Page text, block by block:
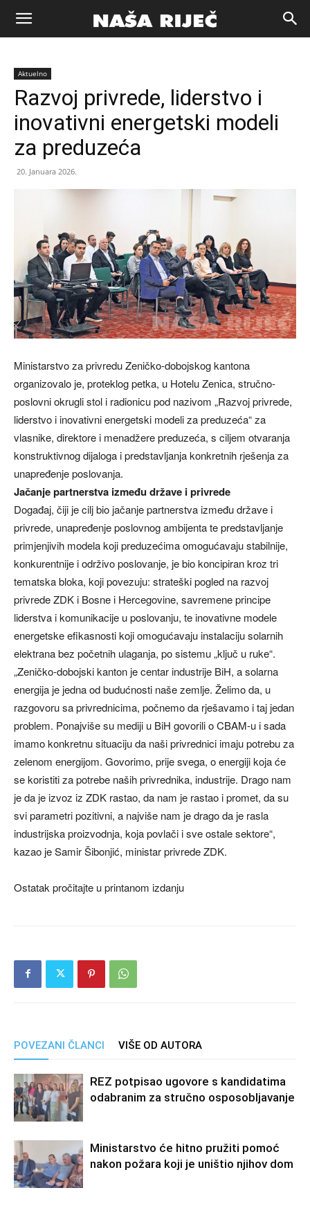
Naša
riječ
Aktuelno
Razvoj privrede, liderstvo i
inovativni energetski modeli
za preduzeća
20. Januara 2026.
Ministarstvo za privredu Zeničko-dobojskog kantona
organizovalo je, proteklog petka, u Hotelu Zenica, stručno-
poslovni okrugli stol i radionicu pod nazivom „Razvoj privrede,
liderstvo i inovativni energetski modeli za preduzeća“ za
vlasnike, direktore i menadžere preduzeća, s ciljem otvaranja
konstruktivnog dijaloga i predstavljanja konkretnih rješenja za
unapređenje poslovanja.
Jačanje partnerstva između države i privrede
Događaj, čiji je cilj bio jačanje partnerstva između države i
privrede, unapređenje poslovnog ambijenta te predstavljanje
primjenjivih modela koji preduzećima omogućavaju stabilnije,
konkurentnije i održivo poslovanje, je bio koncipiran kroz tri
tematska bloka, koji povezuju: strateški pogled na razvoj
privrede ZDK i Bosne i Hercegovine, savremene principe
liderstva i komunikacije u poslovanju, te inovativne modele
energetske efikasnosti koji omogućavaju instalaciju solarnih
elektrana bez početnih ulaganja, po sistemu „ključ u ruke“.
„Zeničko-dobojski kanton je centar industrije BiH, a solarna
energija je jedna od budućnosti naše zemlje. Želimo da, u
razgovoru sa privrednicima, počnemo da rješavamo i taj jedan
problem. Ponajviše su mediji u BiH govorili o CBAM-u i sada
imamo konkretnu situaciju da naši privrednici imaju potrebu za
zelenom energijom. Govorimo, prije svega, o energiji koja će
se koristiti za potrebe naših privrednika, industrije. Drago nam
je da je izvoz iz ZDK rastao, da nam je rastao i promet, da su
svi parametri pozitivni, a najviše nam je drago da je rasla
industrijska proizvodnja, koja povlači i sve ostale sektore“,
kazao je Samir Šibonjić, ministar privrede ZDK.
Ostatak pročitajte u printanom izdanju
POVEZANI ČLANCI VIŠE OD AUTORA
REZ potpisao ugovore s kandidatima
odabranim za stručno osposobljavanje
Ministarstvo će hitno pružiti pomoć
nakon požara koji je uništio njihov dom